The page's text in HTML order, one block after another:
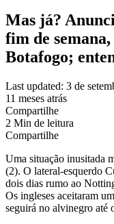
Mas já?
fim de
Botafogo;
Last updated: 3 de
11 meses atrás
Compartilhe
2 Min de leitura
Compartilhe
Uma situação inusitada
(2). O lateral-esquerdo
dois dias rumo ao
Os ingleses aceitaram
seguirá no alvinegro até